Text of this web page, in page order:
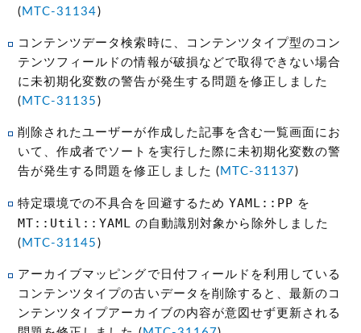
( MTC-31134 )
コンテンツデータ検索時に、コンテンツタイプ型のコン
テンツフィールドの情報が破損などで取得できない場合
に未初期化変数の警告が発生する問題を修正しました
( MTC-31135 )
削除されたユーザーが作成した記事を含む一覧画面にお
いて、作成者でソートを実行した際に未初期化変数の警
告が発生する問題を修正しました ( MTC-31137 )
特定環境での不具合を回避するため YAML::PP を
MT::Util::YAML の自動識別対象から除外しました
( MTC-31145 )
アーカイブマッピングで日付フィールドを利用している
コンテンツタイプの古いデータを削除すると、最新のコ
ンテンツタイプアーカイブの内容が意図せず更新される